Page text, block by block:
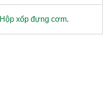
Hộp xốp đựng cơm.